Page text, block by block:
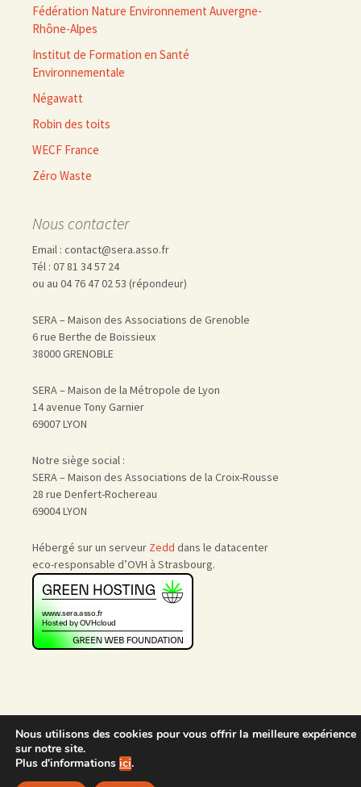
Fédération Nature Environnement Auvergne-
Rhône-Alpes
Institut de Formation en Santé
Environnementale
Négawatt
Robin des toits
WECF France
Zéro Waste
Nous contacter
Email : contact@sera.asso.fr
Tél : 07 81 34 57 24
ou au 04 76 47 02 53 (répondeur)
SERA – Maison des Associations de Grenoble
6 rue Berthe de Boissieux
38000 GRENOBLE
SERA – Maison de la Métropole de Lyon
14 avenue Tony Garnier
69007 LYON
Notre siège social :
SERA – Maison des Associations de la Croix-Rousse
28 rue Denfert-Rochereau
69004 LYON
Hébergé sur un serveur Zedd dans le datacenter
eco-responsable d’OVH à Strasbourg.
Accueil | Nous rejoindre
Admin
Nous utilisons des cookies pour vous offrir la meilleure expérience
sur notre site.
Plus d'informations ici.